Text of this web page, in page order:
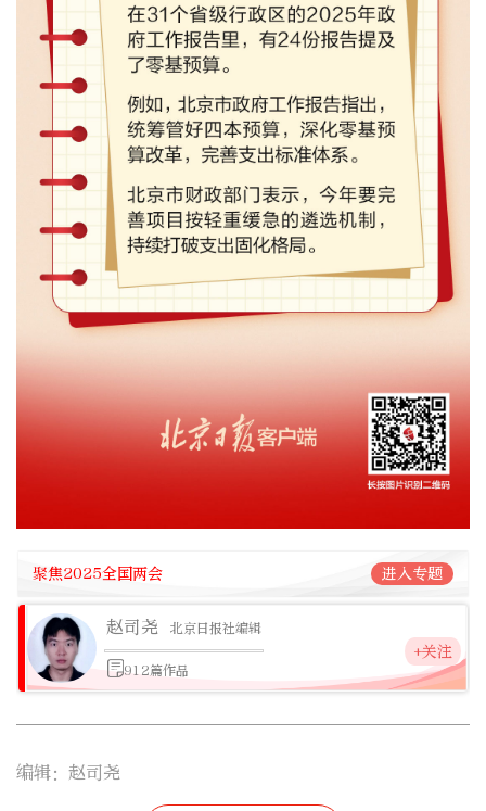
聚焦2025全国两会 进入专题
赵司尧 北京日报社编辑
912篇作品
+关注
编辑：赵司尧